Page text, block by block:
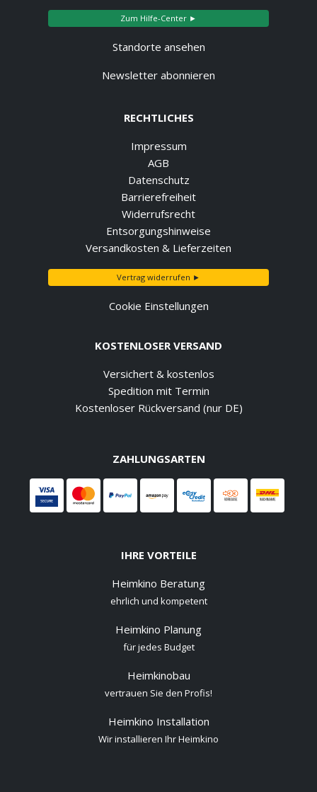
Zum Hilfe-Center ►
Standorte ansehen
Newsletter abonnieren
RECHTLICHES
Impressum
AGB
Datenschutz
Barrierefreiheit
Widerrufsrecht
Entsorgungshinweise
Versandkosten & Lieferzeiten
Vertrag widerrufen ►
Cookie Einstellungen
KOSTENLOSER VERSAND
Versichert & kostenlos
Spedition mit Termin
Kostenloser Rückversand (nur DE)
ZAHLUNGSARTEN
IHRE VORTEILE
Heimkino Beratung
ehrlich und kompetent
Heimkino Planung
für jedes Budget
Heimkinobau
vertrauen Sie den Profis!
Heimkino Installation
Wir installieren Ihr Heimkino